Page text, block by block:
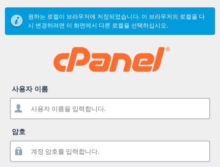
원하는 로켈이 브라우저에 저장되었습니다. 이 브라우저의 로켈을 다
시 변경하려면 이 화면에서 다른 로켈을 선택하십시오.
사용자 이름
암호